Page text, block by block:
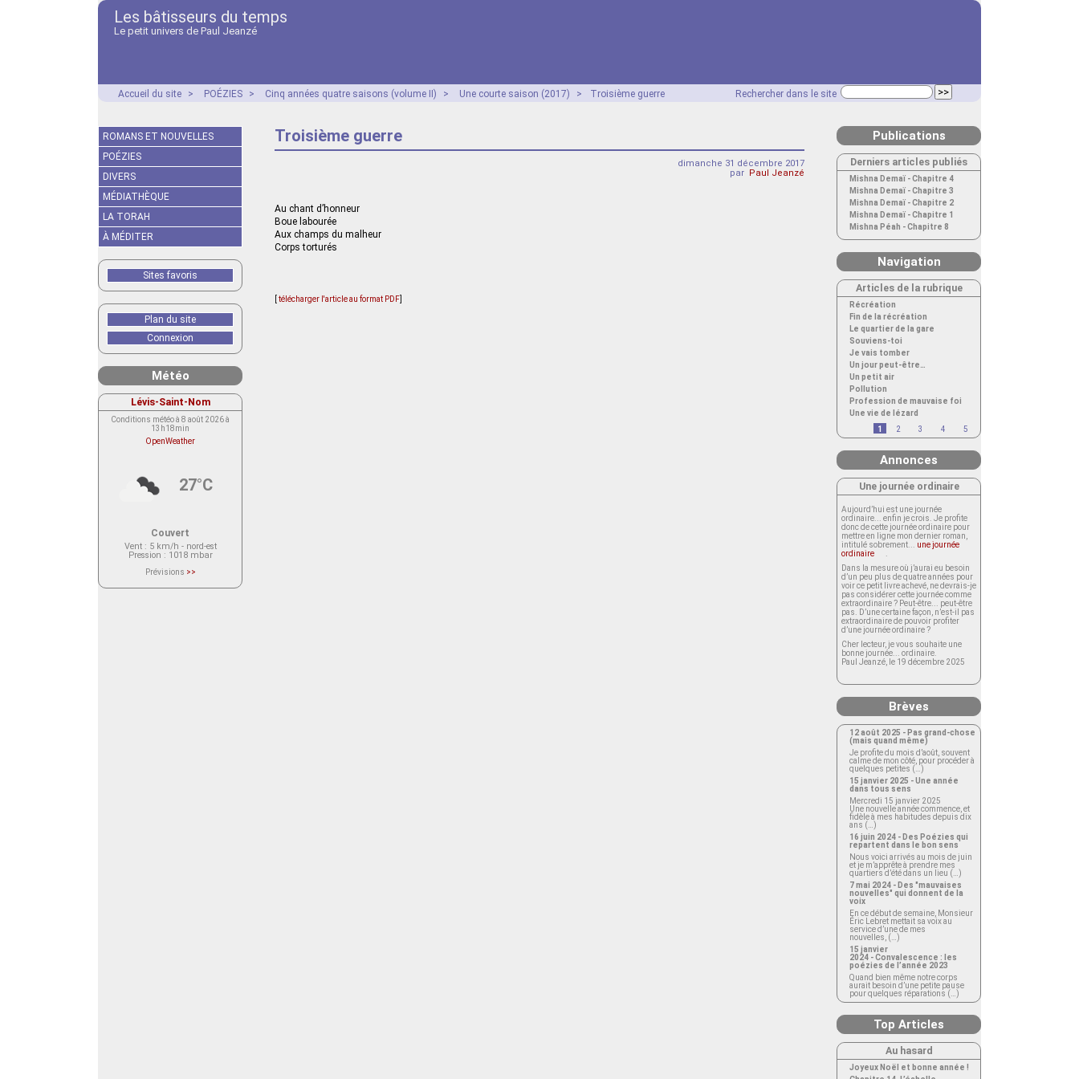
Les bâtisseurs du temps
Le petit univers de Paul Jeanzé
Rechercher dans le site
Accueil du site > POÉZIES > Cinq années quatre saisons (volume II) > Une courte saison (2017) > Troisième guerre
Troisième guerre
dimanche 31 décembre 2017
par Paul Jeanzé
Au chant d’honneur
Boue labourée
Aux champs du malheur
Corps torturés
télécharger l'article au format PDF
ROMANS ET NOUVELLES
POÉZIES
DIVERS
MÉDIATHÈQUE
LA TORAH
À MÉDITER
Sites favoris
Plan du site
Connexion
Météo
Lévis-Saint-Nom
Conditions météo à 8 août 2026 à
13h18min
OpenWeather
27°C
Couvert
Vent: 5 km/h - nord-est
Pression : 1018 mbar
Prévisions >>
actuellement aucune prévision
Publications
Derniers articles publiés
Mishna Demaï - Chapitre 4
Mishna Demaï - Chapitre 3
Mishna Demaï - Chapitre 2
Mishna Demaï - Chapitre 1
Mishna Péah - Chapitre 8
Navigation
Articles de la rubrique
Récréation
Fin de la récréation
Le quartier de la gare
Souviens-toi
Je vais tomber
Un jour peut-être…
Un petit air
Pollution
Profession de mauvaise foi
Une vie de lézard
1
2 3 4 5
Annonces
Une journée ordinaire
Aujourd’hui est une journée
ordinaire... enfin je crois. Je profite
donc de cette journée ordinaire pour
mettre en ligne mon dernier roman,
intitulé sobrement... une journée
ordinaire
Dans la mesure où j’aurai eu besoin
d’un peu plus de quatre années pour
voir ce petit livre achevé, ne devrais-je
pas considérer cette journée comme
extraordinaire ? Peut-être... peut-être
pas. D’une certaine façon, n’est-il pas
extraordinaire de pouvoir profiter
d’une journée ordinaire ?
Cher lecteur, je vous souhaite une
bonne journée... ordinaire.
Paul Jeanzé, le 19 décembre 2025
Brèves
12 août 2025 - Pas grand-chose
(mais quand même)
Je profite du mois d’août, souvent
calme de mon côté, pour procéder à
quelques petites (…)
15 janvier 2025 - Une année
dans tous sens
Mercredi 15 janvier 2025
Une nouvelle année commence, et
fidèle à mes habitudes depuis dix
ans (…)
16 juin 2024 - Des Poézies qui
repartent dans le bon sens
Nous voici arrivés au mois de juin
et je m’apprête à prendre mes
quartiers d’été dans un lieu (…)
7 mai 2024 - Des "mauvaises
nouvelles" qui donnent de la
voix
En ce début de semaine, Monsieur
Éric Lebret mettait sa voix au
service d’une de mes
nouvelles, (…)
15 janvier
2024 - Convalescence : les
poézies de l’année 2023
Quand bien même notre corps
aurait besoin d’une petite pause
pour quelques réparations (…)
Top Articles
Au hasard
Joyeux Noël et bonne année !